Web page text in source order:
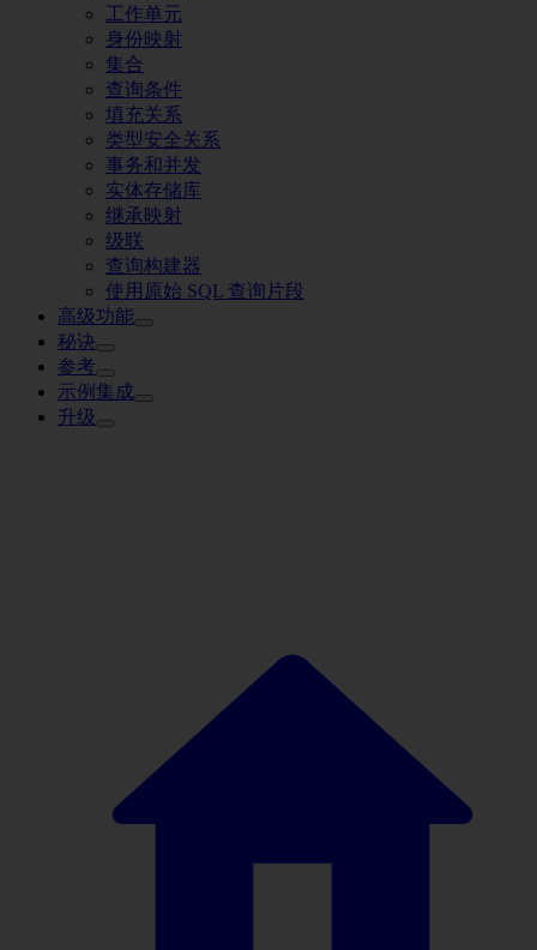
工作单元
身份映射
集合
查询条件
填充关系
类型安全关系
事务和并发
实体存储库
继承映射
级联
查询构建器
使用原始 SQL 查询片段
高级功能
秘诀
参考
示例集成
升级